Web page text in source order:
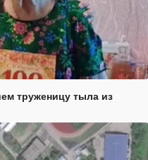
труженицу тыла из